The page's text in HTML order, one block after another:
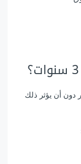
دون أن يؤثر ذلك